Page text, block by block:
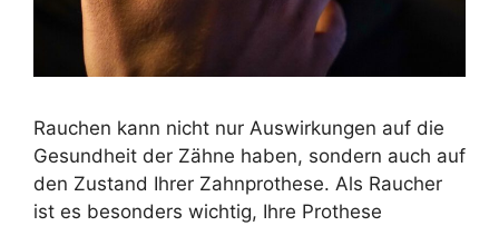
Rauchen kann nicht nur Auswirkungen auf die
Gesundheit der Zähne haben, sondern auch auf
den Zustand Ihrer Zahnprothese. Als Raucher
ist es besonders wichtig, Ihre Prothese